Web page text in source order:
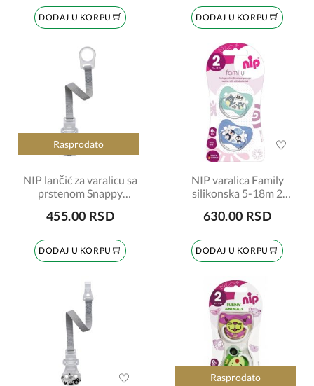
DODAJ U KORPU DODAJ U KORPU
Rasprodato
NIP lančić za varalicu sa
prstenom Snappy
455.00 RSD
DODAJ U KORPU
NIP varalica Family
silikonska 5-18m 2
630.00 RSD
DODAJ U KORPU
Rasprodato